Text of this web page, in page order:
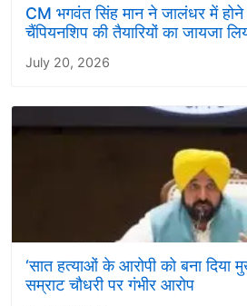
CM भगवंत सिंह मान ने जालंधर में होने
चैंपियनशिप की तैयारियों का जायजा
July 20, 2026
‘सात हत्याओं के आरोपी को बना दिया
सम्राट चौधरी पर गंभीर आरोप